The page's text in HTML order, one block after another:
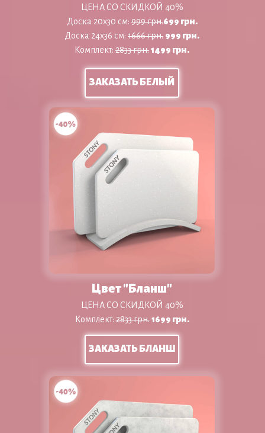
ЦЕНА СО СКИДКОЙ 40%
Доска 20х30 см:999 грн.699 грн.
Доска 24х36 см: 1666 грн. 999 грн.
Комплект: 2833 грн.1499 грн.
ЗАКАЗАТЬ БЕЛЫЙ
Цвет "Бланш"
ЦЕНА СО СКИДКОЙ 40%
Комплект:2833 грн. 1699 грн.
ЗАКАЗАТЬ БЛАНШ